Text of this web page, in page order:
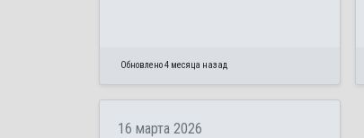
Обновлено 4 месяца назад
16 марта 2026